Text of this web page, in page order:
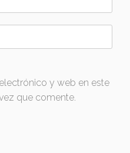
y web en este
que comente.